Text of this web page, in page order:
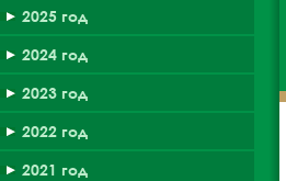
2025 год
2024 год
2023 год
2022 год
2021 год